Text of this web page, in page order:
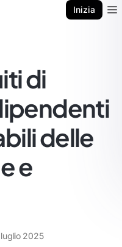
Inizia
di
delle
e
2025